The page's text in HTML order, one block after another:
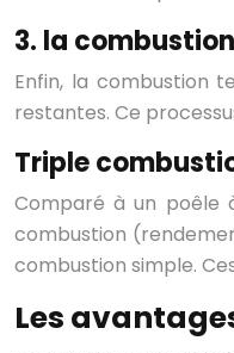
3. la
Enfin, la combustion
restantes. Ce
Triple
Comparé à un poêle
combustion
combustion simple.
Les